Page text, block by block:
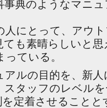
事典のようなマニ
人にとって、アウ
ても素晴らしいと
ている。
アルの目的を、新
スタッフのレベル
を定着させること